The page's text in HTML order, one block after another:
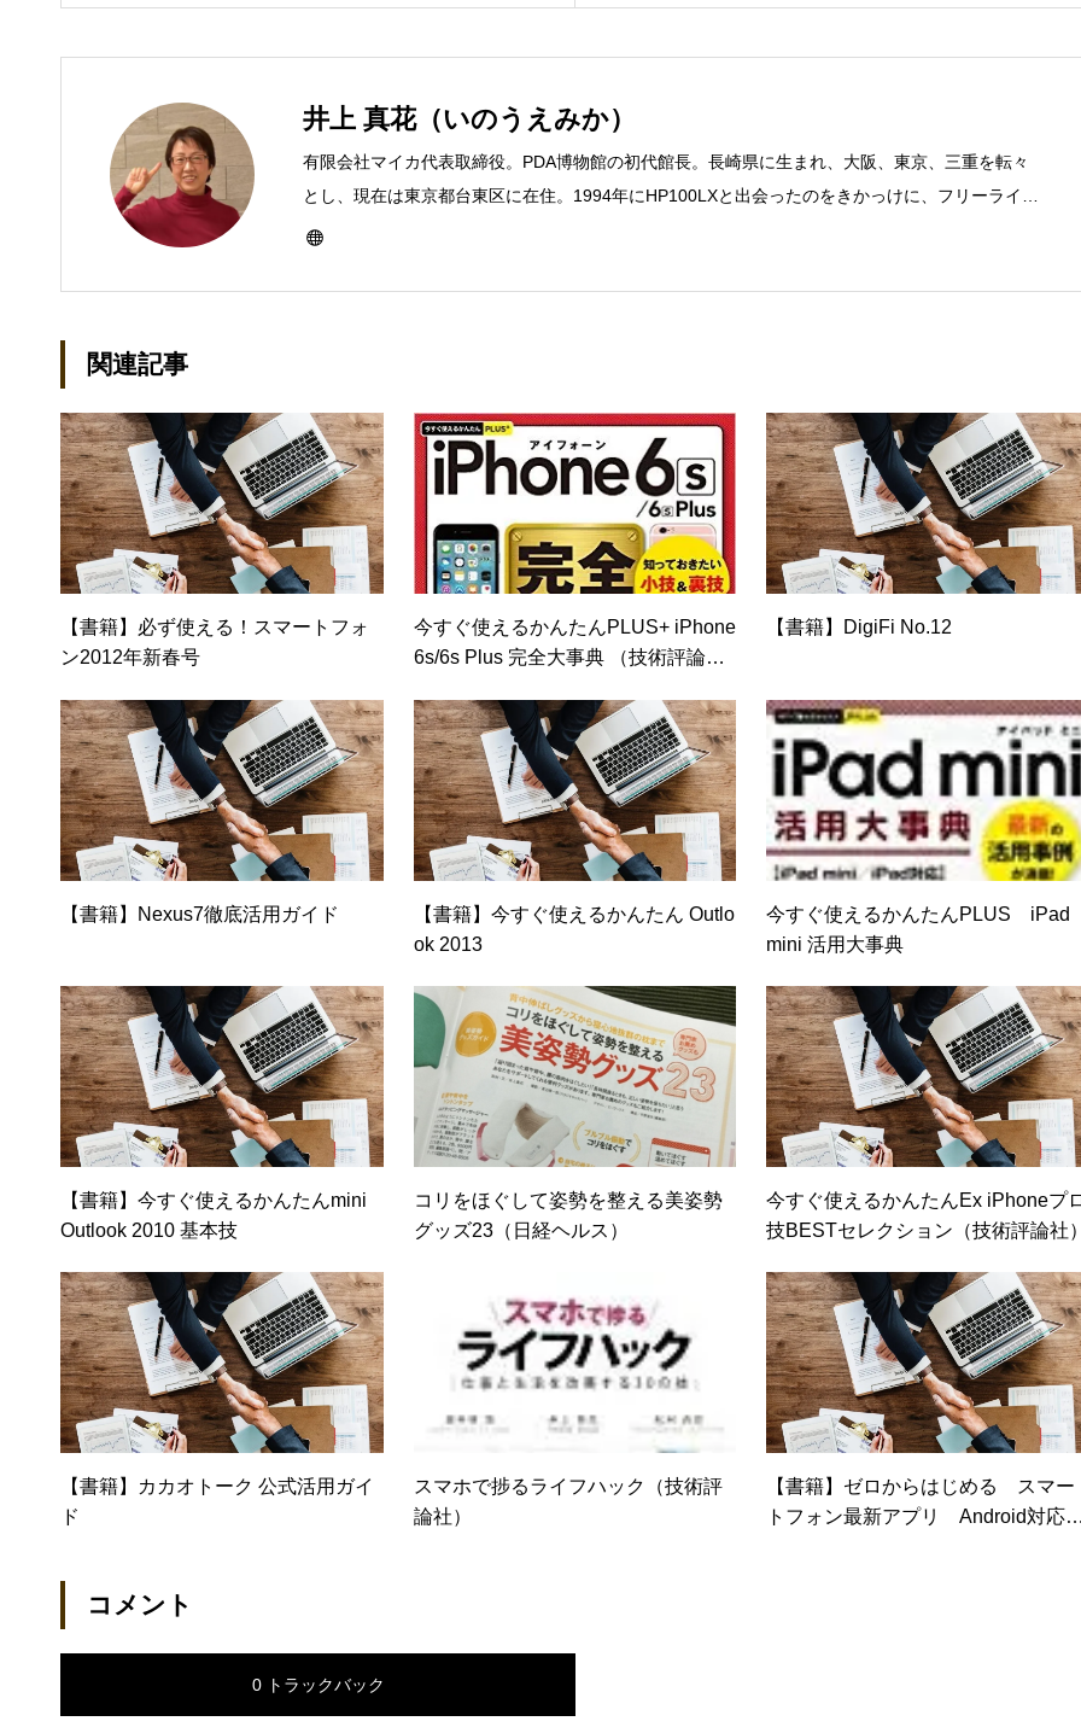
井上 真花（いのうえみか）
有限会社マイカ代表取締役。PDA博物館の初代館長。長崎県に生まれ、大阪、東京、三重を転々
とし、現在は東京都台東区に在住。1994年にHP100LXと出会ったのをきかっけに、フリーライタ
ーとして雑誌、書籍などで執筆するようになり、1997年に上京して技術評論社に入社。その後再
などBtoCコンテンツ、および広告やカタログ、導入事例などBtoBコンテンツの制作。プライベー
関連記事
【書籍】必ず使える！スマートフォ
ン2012年新春号
今すぐ使えるかんたんPLUS+ iPhone
6s/6s Plus 完全大事典 （技術評論
【書籍】DigiFi No.12
【書籍】Nexus7徹底活用ガイド
【書籍】今すぐ使えるかんたん Outlo
ok 2013
今すぐ使えるかんたんPLUS iPad
mini 活用大事典
【書籍】今すぐ使えるかんたんmini
Outlook 2010 基本技
コリをほぐして姿勢を整える美姿勢
グッズ23（日経ヘルス）
今すぐ使えるかんたんEx iPhoneプ
技BESTセレクション（技術評論社）
【書籍】カカオトーク 公式活用ガイ
ド
スマホで捗るライフハック（技術評
論社）
【書籍】ゼロからはじめる スマー
トフォン最新アプリ Android対応
コメント
0 トラックバック